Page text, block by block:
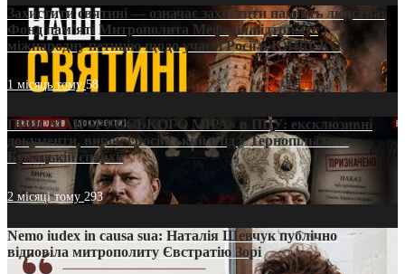
Захистити святині — означає захистити пам’ять людства:
Фонд пам’яті Митрополита Мефодія підтримує
міжнародну петицію щодо участі Росії в ЮНЕСКО
1 місяць тому58
ПРИСМАК «РУССЬКОГО МІРА» в ПЦУ: ексклюзивні
документи, вирок і російський слід у Тернопільсько-
Бучацькій єпархії
2 місяці тому 293
Nemo iudex in causa sua: Наталія Шевчук публічно
відповіла митрополиту Євстратію Зорі